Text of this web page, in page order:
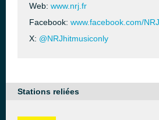
Web: www.nrj.fr
Facebook: www.facebook.com/
X: @NRJhitmusiconly
Stations reliées